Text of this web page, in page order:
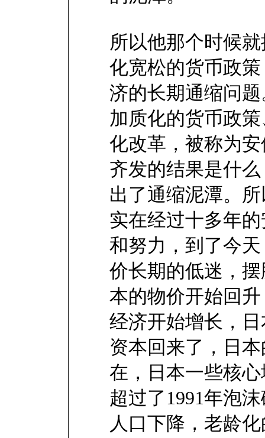
所以他那个时候
化宽松的货币政
济的长期通缩问
加质化的货币政
化改革，被称为
齐发的结果是什
出了通缩泥潭。
实在经过十多年
和努力，到了今
价长期的低迷，
本的物价开始回
经济开始增长，
资本回来了，日
在，日本一些核
超过了1991年泡
人口下降，老龄